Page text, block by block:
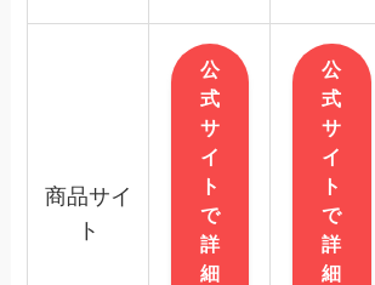
商品サイ
ト
公
式
サ
イ
ト
で
詳
細
公
式
サ
イ
ト
で
詳
細